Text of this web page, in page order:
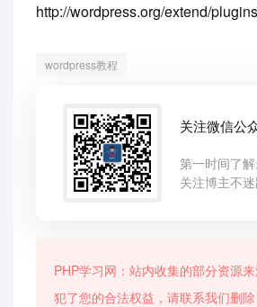
http://wordpress.org/extend/
wordpress教程
关注微信公
第一时间了
关注博主不
PHP学习网：站内收集的部分资源
犯了您的合法权益，请联系我们删除